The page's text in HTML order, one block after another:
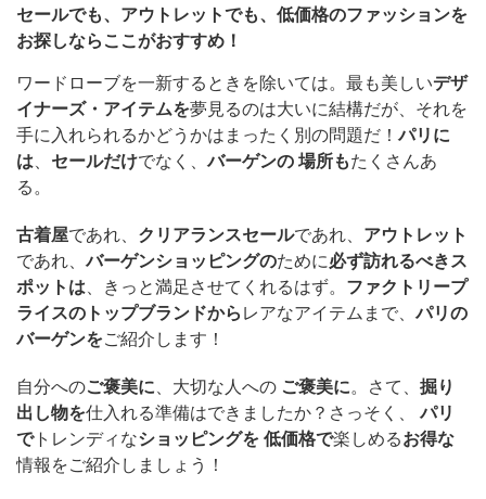
セールでも、アウトレットでも、低価格のファッションを
お探しならここがおすすめ！
ワードローブを一新するときを除いては。最も美しいデザ
イナーズ・アイテムを夢見るのは大いに結構だが、それを
手に入れられるかどうかはまったく別の問題だ！パリに
は、 セールだけでなく、バーゲンの場所もたくさんあ
る。
古着屋であれ、 クリアランスセールであれ、 アウトレット
であれ、バーゲンショッピングのために必ず訪れるべきス
ポットは、きっと満足させてくれるはず。 ファクトリープ
ライスのトップブランドからレアなアイテムまで、パリの
バーゲンをご紹介します！
自分へのご褒美に、大切な人への ご褒美に。さて、 掘り
出し物を仕入れる準備はできましたか？さっそく、
パリ
でトレンディなショッピングを 低価格で楽しめるお得な
情報をご紹介しましょう！